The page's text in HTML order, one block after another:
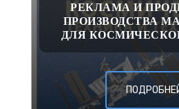
РЕКЛАМА И
ПРОИЗВОДСТВА
ДЛЯ